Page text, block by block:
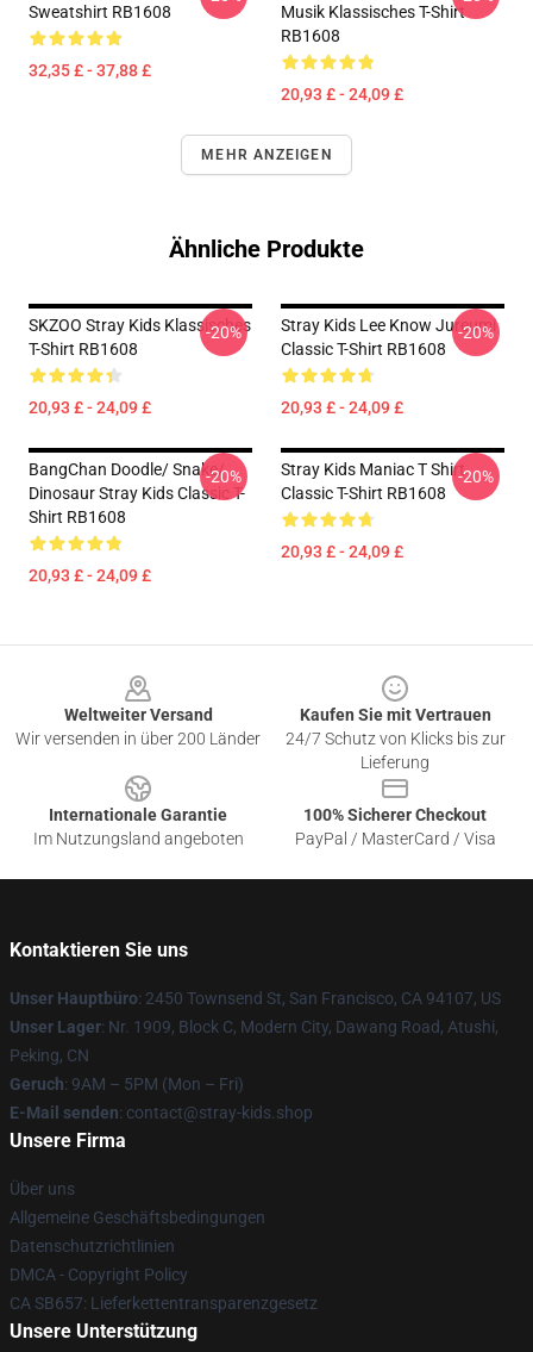
Sweatshirt RB1608
32,35 £ - 37,88 £
Musik Klassisches T-Shirt
RB1608
20,93 £ - 24,09 £
MEHR ANZEIGEN
Ähnliche Produkte
SKZOO Stray Kids Klassisches
T-Shirt RB1608
20,93 £ - 24,09 £
-20%
Stray Kids Lee Know Jureumi
Classic T-Shirt RB1608
20,93 £ - 24,09 £
-20%
BangChan Doodle/ Snake/
Dinosaur Stray Kids Classic T-
Shirt RB1608
20,93 £ - 24,09 £
-20%
Stray Kids Maniac T Shirt
Classic T-Shirt RB1608
20,93 £ - 24,09 £
-20%
Weltweiter Versand
Wir versenden in über 200 Länder
Kaufen Sie mit Vertrauen
24/7 Schutz von Klicks bis zur
Lieferung
Internationale Garantie
Im Nutzungsland angeboten
100% Sicherer Checkout
PayPal / MasterCard / Visa
Kontaktieren Sie uns
Unser Hauptbüro: 2450 Townsend St, San Francisco, CA 94107, US
Unser Lager: Nr. 1909, Block C, Modern City, Dawang Road, Atushi,
Peking, CN
Geruch: 9AM – 5PM (Mon – Fri)
E-Mail senden: contact@stray-kids.shop
Unsere Firma
Über uns
Allgemeine Geschäftsbedingungen
Datenschutzrichtlinien
DMCA - Copyright Policy
CA SB657: Lieferkettentransparenzgesetz
Unsere Unterstützung